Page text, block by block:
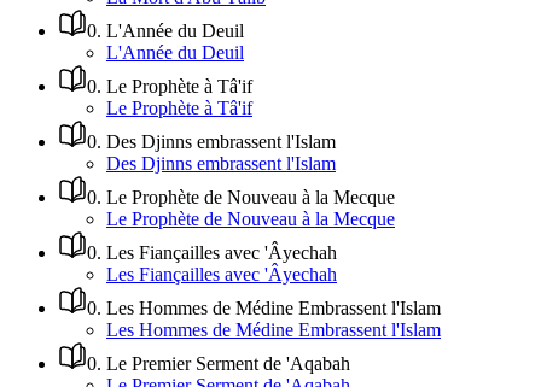
0. L'Année du Deuil
L'Année du Deuil
0. Le Prophète à Tâ'if
Le Prophète à Tâ'if
0. Des Djinns embrassent l'Islam
Des Djinns embrassent l'Islam
0. Le Prophète de Nouveau à la Mecque
Le Prophète de Nouveau à la Mecque
0. Les Fiançailles avec 'Âyechah
Les Fiançailles avec 'Âyechah
0. Les Hommes de Médine Embrassent l'Islam
Les Hommes de Médine Embrassent l'Islam
0. Le Premier Serment de 'Aqabah